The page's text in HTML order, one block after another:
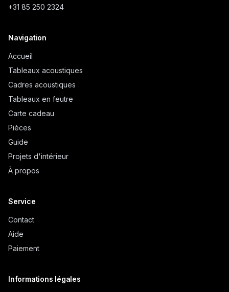
+31 85 250 2324
Navigation
Accueil
Tableaux acoustiques
Cadres acoustiques
Tableaux en feutre
Carte cadeau
Pièces
Guide
Projets d'intérieur
À propos
Service
Contact
Aide
Paiement
Informations légales